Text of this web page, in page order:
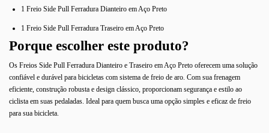
1 Freio Side Pull Ferradura Dianteiro em Aço Preto
1 Freio Side Pull Ferradura Traseiro em Aço Preto
Porque escolher este produto?
Os Freios Side Pull Ferradura Dianteiro e Traseiro em Aço Preto oferecem uma solução
confiável e durável para bicicletas com sistema de freio de aro. Com sua frenagem
eficiente, construção robusta e design clássico, proporcionam segurança e estilo ao
ciclista em suas pedaladas. Ideal para quem busca uma opção simples e eficaz de freio
para sua bicicleta.